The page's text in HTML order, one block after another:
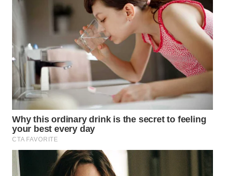
WN
SURABAYA
NATUNA
WN
BINTAN
MANDALIKA